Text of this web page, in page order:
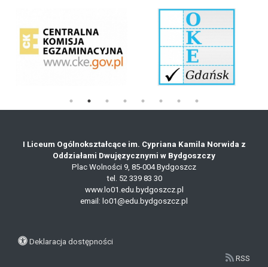
I Liceum Ogólnokształcące im. Cypriana Kamila Norwida z
Oddziałami Dwujęzycznymi w Bydgoszczy
Plac Wolności 9, 85-004 Bydgoszcz
tel. 52 339 83 30
www.lo01.edu.bydgoszcz.pl
email: lo01@edu.bydgoszcz.pl
Deklaracja dostępności
RSS